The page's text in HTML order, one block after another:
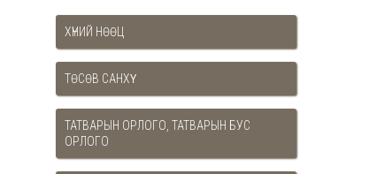
ХҮНИЙ НӨӨЦ
ТӨСӨВ САНХҮҮ
ТАТВАРЫН ОРЛОГО, ТАТВАРЫН БУС
ОРЛОГО